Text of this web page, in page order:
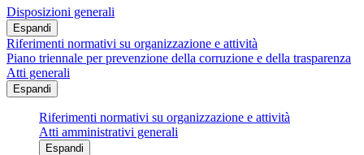
Disposizioni generali
Espandi
Riferimenti normativi su organizzazione e attività
Piano triennale per prevenzione della corruzione e della trasparenza
Atti generali
Espandi
Riferimenti normativi su organizzazione e attività
Atti amministrativi generali
Espandi